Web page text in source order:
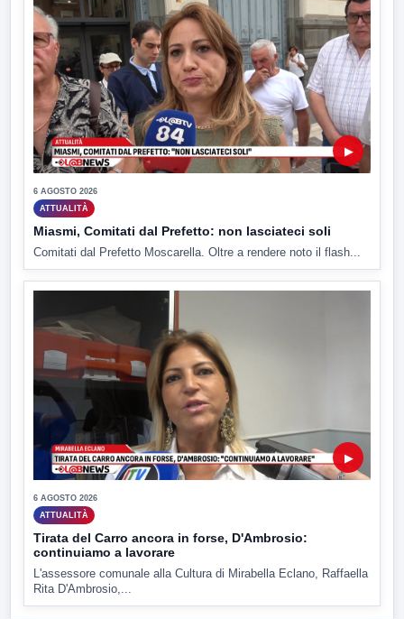
▶
6 AGOSTO 2026
ATTUALITÀ
Miasmi, Comitati dal Prefetto: non lasciateci soli
Comitati dal Prefetto Moscarella. Oltre a rendere noto il flash...
▶
6 AGOSTO 2026
ATTUALITÀ
Tirata del Carro ancora in forse, D'Ambrosio:
continuiamo a lavorare
L'assessore comunale alla Cultura di Mirabella Eclano, Raffaella
Rita D'Ambrosio,...